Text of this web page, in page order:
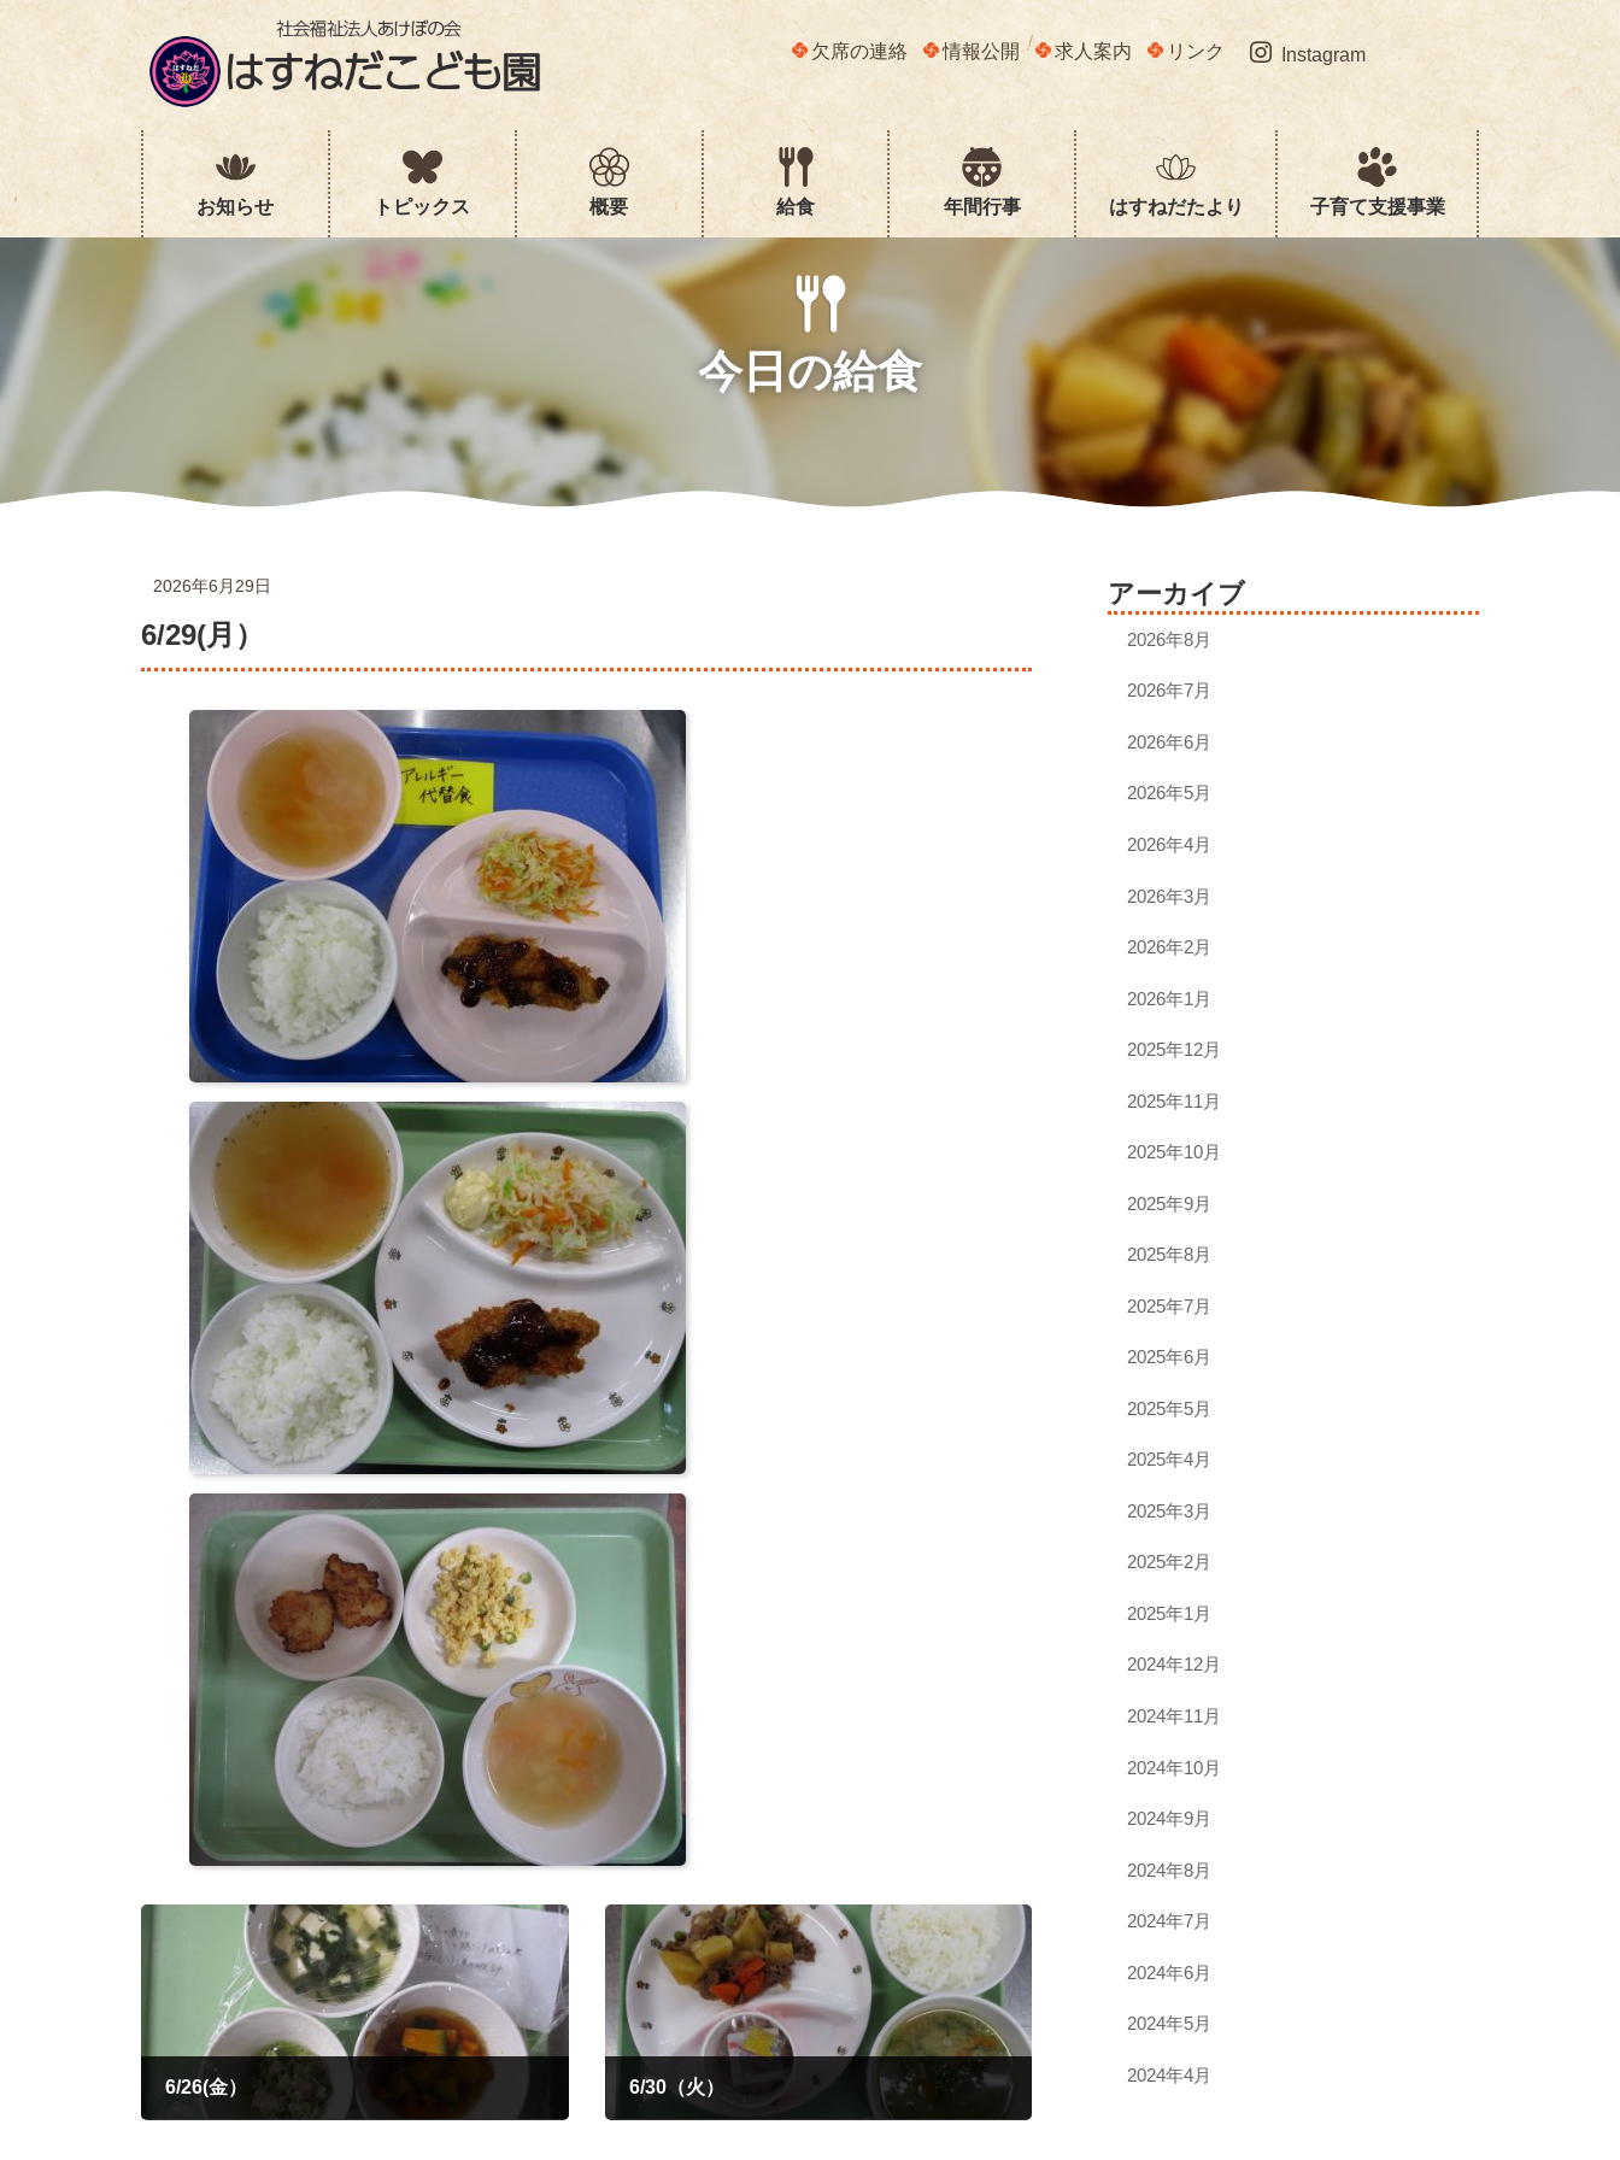
コ
へ
ッ
プ
ナ
ョ
移
動
欠席の連絡 情報公開 求人案内 リンク Instagram
お知らせ トピックス 概要 給食 年間行事 はすねだたより 子育て支援事業
今日の給食
2026年6月29日
6/29(月）
6/26(金） 6/30（火）
アーカイブ
2026年8月
2026年7月
2026年6月
2026年5月
2026年4月
2026年3月
2026年2月
2026年1月
2025年12月
2025年11月
2025年10月
2025年9月
2025年8月
2025年7月
2025年6月
2025年5月
2025年4月
2025年3月
2025年2月
2025年1月
2024年12月
2024年11月
2024年10月
2024年9月
2024年8月
2024年7月
2024年6月
2024年5月
2024年4月